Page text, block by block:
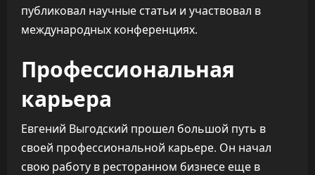
публиковал научные статьи и участвовал в
международных конференциях.
Профессиональная
карьера
Евгений Выгодский прошел большой путь в
своей профессиональной карьере. Он начал
свою работу в ресторанном бизнесе еще в